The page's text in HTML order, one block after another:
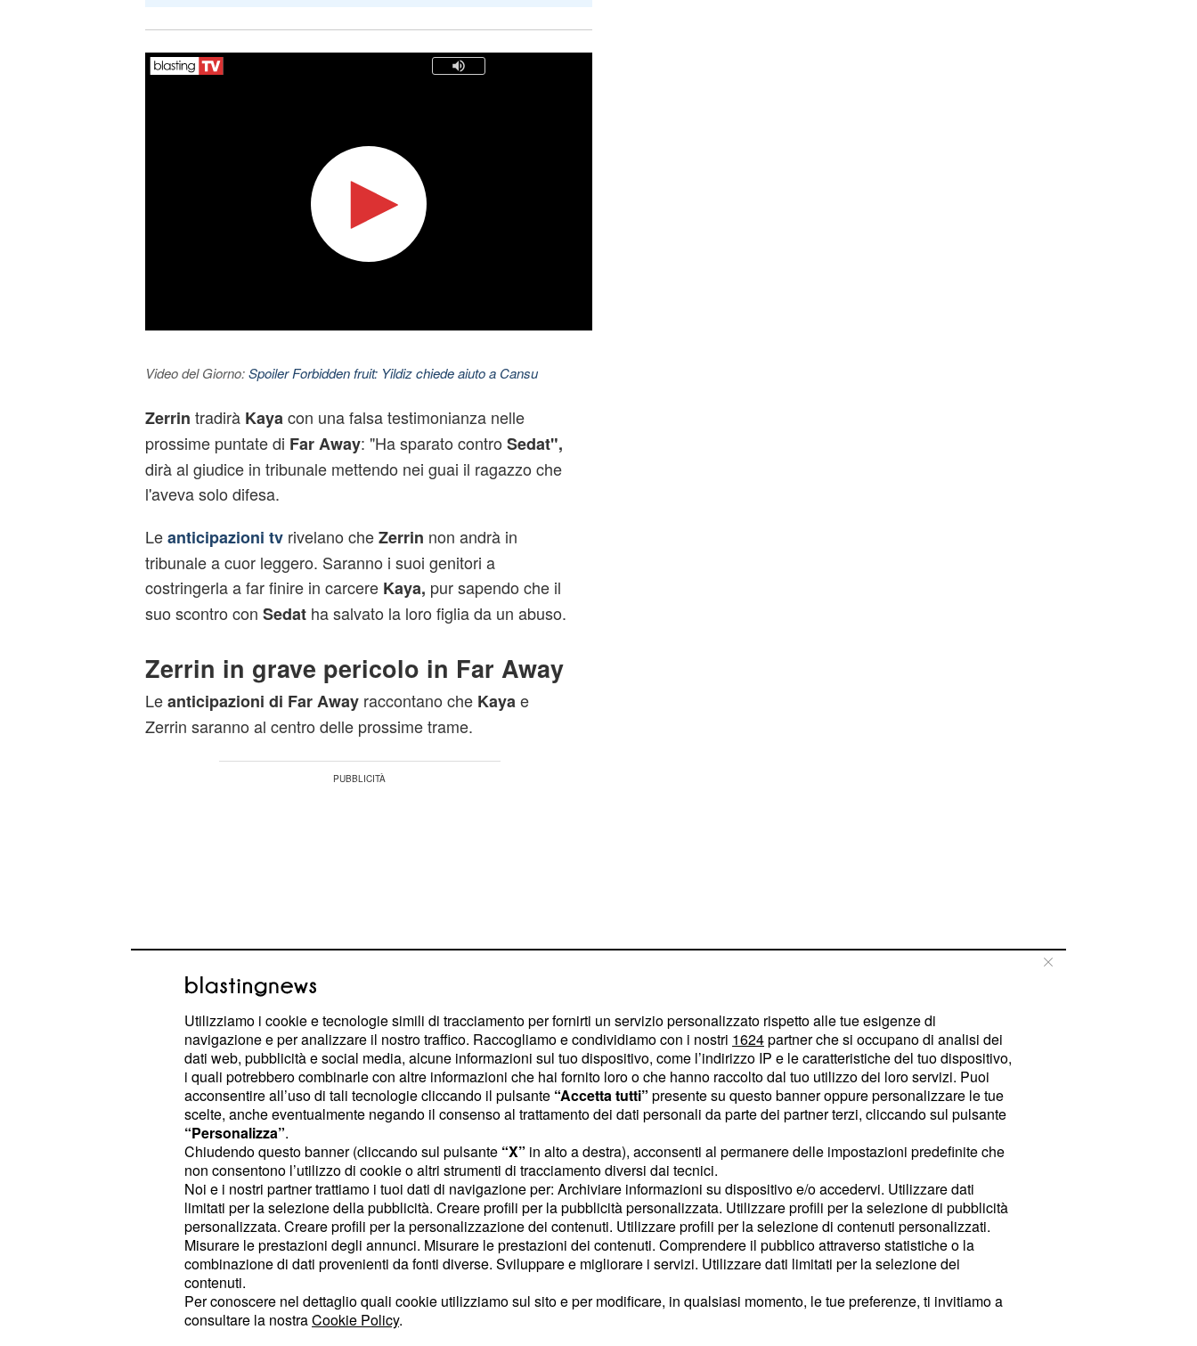
Video del Giorno:Spoiler Forbidden fruit: Yildiz chiede aiuto a Cansu
Zerrin tradirà Kaya con una falsa testimonianza nelle
prossime puntate di Far Away: "Ha sparato contro Sedat",
dirà al giudice in tribunale mettendo nei guai il ragazzo che
l'aveva solo difesa.
Leanticipazioni tvrivelano cheZerrin non andrà in
tribunale a cuor leggero. Saranno i suoi genitori a
costringerla a far finire in carcere Kaya, pur sapendo che il
suo scontro con Sedatha salvato la loro figlia da un abuso.
Zerrin in grave pericolo in Far Away
Leanticipazioni di Far Awayraccontano che Kaya e
Zerrin saranno al centro delle prossime trame.
La figlia diEcmelsi troverà in seria difficoltà quandoSedat
tenterà di avvicinarsi a lei con la forza. Zerrin griderà aiuto e
fortunatamente arriverà Kaya a salvarla. Il fratello di
inizierà a lottare conSedatche però sarà armato e lo
scontro terminerà involontariamente con un colpo di arma
da fuoco.Kayaavrà la meglio, ma dovrà affrontare un
processo che diventerà sempre più complicato. Sedat sarà
operato d'urgenza e riuscirà a riprendersi, ma darà una
versione completamente diversa da quella reale. Il ragazzo,
infatti, affermerà che Kaya lo ha colpito di proposito e il
fratello di
rischierà il carcere a vita. Il padre di
Utilizziamo i cookie e tecnologie simili di tracciamento per fornirti un servizio personalizzato rispetto alle tue esigenze di
navigazione e per analizzare il nostro traffico. Raccogliamo e condividiamo con i nostri 1624partner che si occupano di analisi dei
dati web, pubblicità e social media, alcune informazioni sul tuo dispositivo, come l’indirizzo IP e le caratteristiche del tuo dispositivo,
i quali potrebbero combinarle con altre informazioni che hai fornito loro o che hanno raccolto dal tuo utilizzo dei loro servizi. Puoi
acconsentire all’uso di tali tecnologie cliccando il pulsante “Accetta tutti” presente su questo banner oppure personalizzare le tue
scelte, anche eventualmente negando il consenso al trattamento dei dati personali da parte dei partner terzi, cliccando sul pulsante
“Personalizza”.
Chiudendo questo banner (cliccando sul pulsante “X” in alto a destra), acconsenti al permanere delle impostazioni predefinite che
non consentono l’utilizzo di cookie o altri strumenti di tracciamento diversi dai tecnici.
Noi e i nostri partner trattiamo i tuoi dati di navigazione per: Archiviare informazioni su dispositivo e/o accedervi. Utilizzare dati
limitati per la selezione della pubblicità. Creare profili per la pubblicità personalizzata. Utilizzare profili per la selezione di pubblicità
personalizzata. Creare profili per la personalizzazione dei contenuti. Utilizzare profili per la selezione di contenuti personalizzati.
Misurare le prestazioni degli annunci. Misurare le prestazioni dei contenuti. Comprendere il pubblico attraverso statistiche o la
combinazione di dati provenienti da fonti diverse. Sviluppare e migliorare i servizi. Utilizzare dati limitati per la selezione dei
contenuti.
Per conoscere nel dettaglio quali cookie utilizziamo sul sito e per modificare, in qualsiasi momento, le tue preferenze, ti invitiamo a
consultare la nostraCookie Policy.